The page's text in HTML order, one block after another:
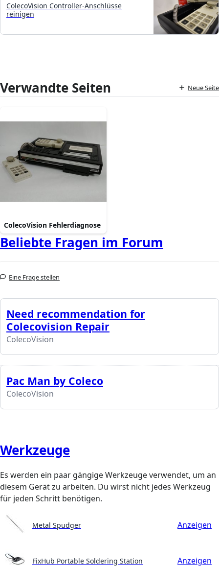
ColecoVision Controller-Anschlüsse
reinigen
Verwandte Seiten Neue Seite
ColecoVision Fehlerdiagnose
Beliebte Fragen im Forum
Eine Frage stellen
Need recommendation for
Colecovision Repair
ColecoVision
Pac Man by Coleco
ColecoVision
Werkzeuge
Es werden ein paar gängige Werkzeuge verwendet, um an
diesem Gerät zu arbeiten. Du wirst nicht jedes Werkzeug
für jeden Schritt benötigen.
Metal Spudger Anzeigen
FixHub Portable Soldering Station Anzeigen